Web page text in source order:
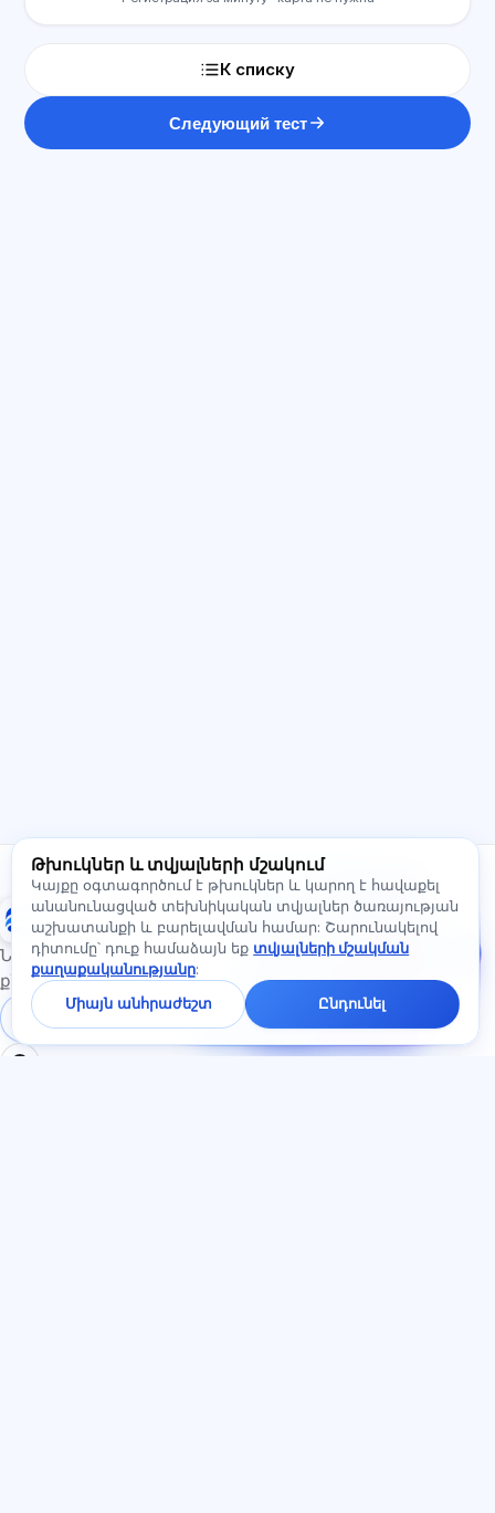
К списку
Следующий тест
Exalify
Նախապատրաստում միջազգային լեզվի
քննություններին
Մուտք գործել
Գրանցում
Գրեք մեզ։
Հարցրեք
սակագների,
քննությունների կամ
սկսելու մասին —
կպատասխանենք
մեկ րոպեի
ընթացքում։
Հարցրեք Exalify-ի մասին…
Թխուկներ և տվյալների մշակում
Կայքը օգտագործում է թխուկներ և կարող է հավաքել
անանունացված տեխնիկական տվյալներ ծառայության
աշխատանքի և բարելավման համար: Շարունակելով
դիտումը՝ դուք համաձայն եք տվյալների մշակման
քաղաքականությանը:
Միայն անհրաժեշտ Ընդունել